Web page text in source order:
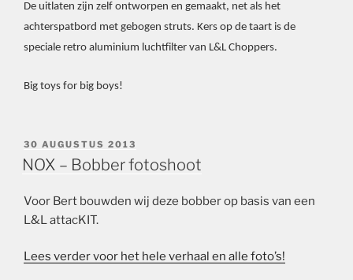
De uitlaten zijn zelf ontworpen en gemaakt, net als het
achterspatbord met gebogen struts. Kers op de taart is de
speciale retro aluminium luchtfilter van L&L Choppers.
Big toys for big boys!
GEPLAATST
OP
30 AUGUSTUS 2013
NOX – Bobber fotoshoot
Voor Bert bouwden wij deze bobber op basis van een
L&L attacKIT.
Lees verder voor het hele verhaal en alle foto’s!